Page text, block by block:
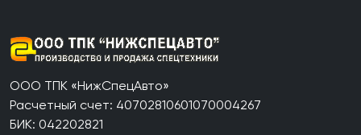
ООО ТПК «НижСпецАвто»
Расчетный счет: 40702810601070004267
БИК: 042202821